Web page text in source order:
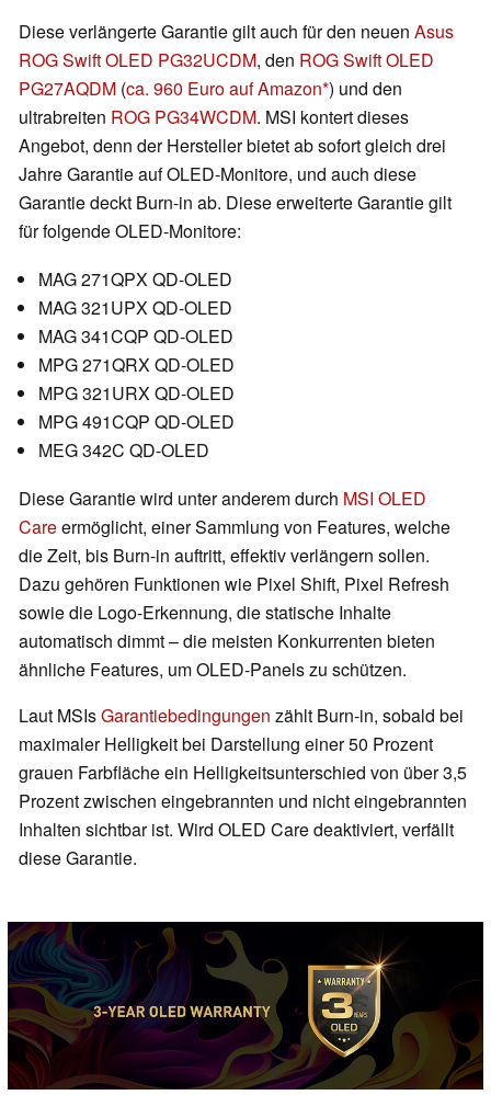
Diese verlängerte Garantie gilt auch für den neuen Asus
ROG Swift OLED PG32UCDM, den ROG Swift OLED
PG27AQDM (ca. 960 Euro auf Amazon ) und den
ultrabreiten ROG PG34WCDM. MSI kontert dieses
Angebot, denn der Hersteller bietet ab sofort gleich drei
Jahre Garantie auf OLED-Monitore, und auch diese
Garantie deckt Burn-in ab. Diese erweiterte Garantie gilt
für folgende OLED-Monitore:
MAG 271QPX QD-OLED
MAG 321UPX QD-OLED
MAG 341CQP QD-OLED
MPG 271QRX QD-OLED
MPG 321URX QD-OLED
MPG 491CQP QD-OLED
MEG 342C QD-OLED
Diese Garantie wird unter anderem durch MSI OLED
Careermöglicht, einer Sammlung von Features, welche
die Zeit, bis Burn-in auftritt, effektiv verlängern sollen.
Dazu gehören Funktionen wie Pixel Shift, Pixel Refresh
sowie die Logo-Erkennung, die statische Inhalte
automatisch dimmt – die meisten Konkurrenten bieten
ähnliche Features, um OLED-Panels zu schützen.
Laut MSIsGarantiebedingungen zählt Burn-in, sobald bei
maximaler Helligkeit bei Darstellung einer 50 Prozent
grauen Farbfläche ein Helligkeitsunterschied von über 3,5
Prozent zwischen eingebrannten und nicht eingebrannten
Inhalten sichtbar ist. Wird OLED Care deaktiviert, verfällt
diese Garantie.